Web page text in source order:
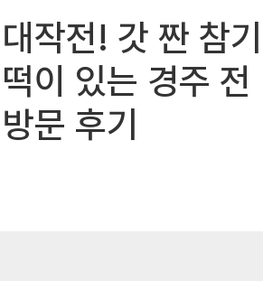
작전! 갓 짠 참기
이 있는 경주 전
문 후기